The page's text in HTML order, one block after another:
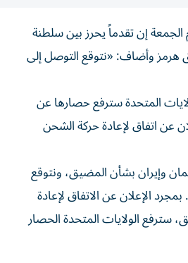
​إن ⁠تقدماً يحرز بين سلطنة
وأضاف: «نتوقع ‌التوصل إلى
المتحدة سترفع حصارها عن
عن اتفاق لإعادة حركة ​الشحن
وإيران بشأن المضيق، ⁠ونتوقع
الإعلان عن الاتفاق ​لإعادة
سترفع الولايات المتحدة الحصار